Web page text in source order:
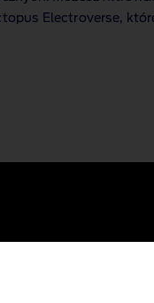
Electroverse,
BlueOval
Charge